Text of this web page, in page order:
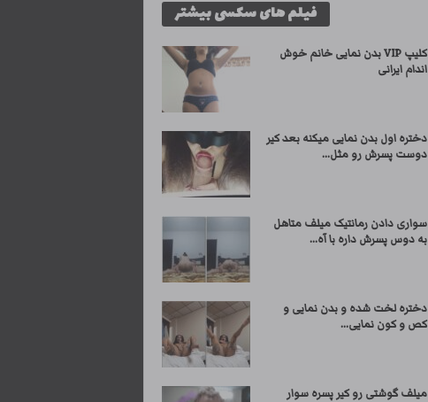
فیلم های سکسی بیشتر
کلیپ VIP بدن نمایی خانم خوش
اندام ایرانی
دختره اول بدن نمایی میکنه بعد کیر
دوست پسرش رو مثل...
سواری دادن رمانتیک میلف متاهل
به دوس پسرش داره با آه...
دختره لخت شده و بدن نمایی و
کص و کون نمایی...
میلف گوشتی رو کیر پسره سوار